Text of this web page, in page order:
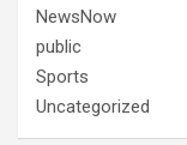
NewsNow
public
Sports
Uncategorized